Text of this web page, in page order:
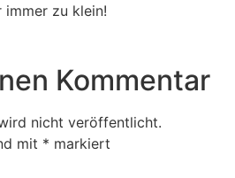
immer zu klein!
Kommentar
nicht veröffentlicht.
mit * markiert